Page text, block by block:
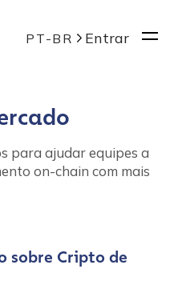
PT-BR Entrar
para ajudar equipes a
on-chain com mais
sobre Cripto de